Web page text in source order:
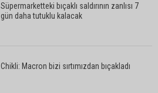
Süpermarketteki bıçaklı saldırının zanlısı 7
gün daha tutuklu kalacak
Chikli: Macron bizi sırtımızdan bıçakladı